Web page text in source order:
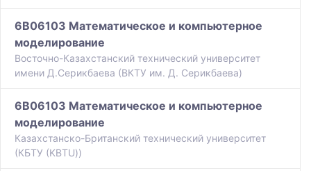
6B06103 Математическое и компьютерное
моделирование
Восточно-Казахстанский технический университет
имени Д.Серикбаева (ВКТУ им. Д. Серикбаева)
6B06103 Математическое и компьютерное
моделирование
Казахстанско-Британский технический университет
(КБТУ (KBTU))